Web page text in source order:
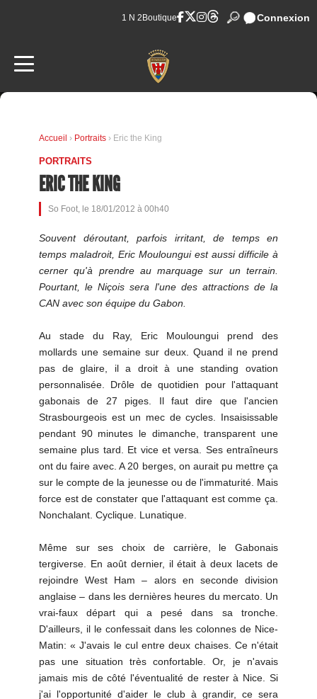
1 N 2 Boutique Connexion
Accueil › Portraits › Eric the King
PORTRAITS
ERIC THE KING
So Foot, le 18/01/2012 à 00h40
Souvent déroutant, parfois irritant, de temps en
temps maladroit, Eric Mouloungui est aussi difficile à
cerner qu'à prendre au marquage sur un terrain.
Pourtant, le Niçois sera l'une des attractions de la
CAN avec son équipe du Gabon.
Au stade du Ray, Eric Mouloungui prend des
mollards une semaine sur deux. Quand il ne prend
pas de glaire, il a droit à une standing ovation
personnalisée. Drôle de quotidien pour l'attaquant
gabonais de 27 piges. Il faut dire que l'ancien
Strasbourgeois est un mec de cycles. Insaisissable
pendant 90 minutes le dimanche, transparent une
semaine plus tard. Et vice et versa. Ses entraîneurs
ont du faire avec. A 20 berges, on aurait pu mettre ça
sur le compte de la jeunesse ou de l'immaturité. Mais
force est de constater que l'attaquant est comme ça.
Nonchalant. Cyclique. Lunatique.
Même sur ses choix de carrière, le Gabonais
tergiverse. En août dernier, il était à deux lacets de
rejoindre West Ham – alors en seconde division
anglaise – dans les dernières heures du mercato. Un
vrai-faux départ qui a pesé dans sa tronche.
D'ailleurs, il le confessait dans les colonnes de Nice-
Matin: « J'avais le cul entre deux chaises. Ce n'était
pas une situation très confortable. Or, je n'avais
jamais mis de côté l'éventualité de rester à Nice. Si
j'ai l'opportunité d'aider le club à grandir, ce sera